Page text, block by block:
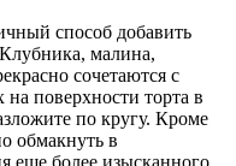
способ добавить
малина,
сочетаются с
поверхности торта в
по кругу. Кроме
обмакнуть в
еще более изысканного